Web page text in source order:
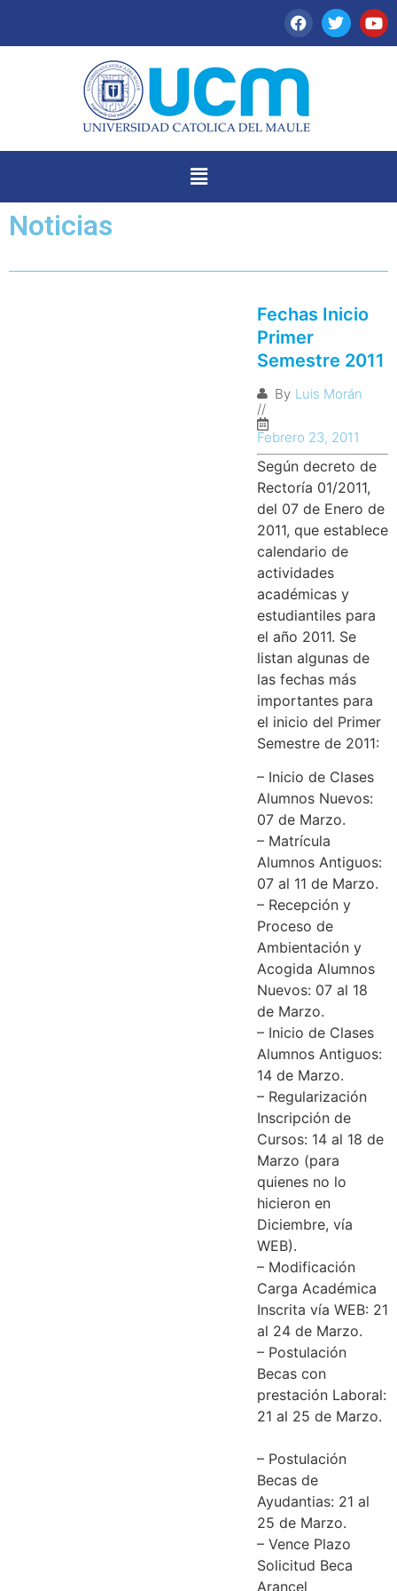
Noticias
Fechas Inicio
Primer
Semestre 2011
By Luis Morán
//
Febrero 23, 2011
Según decreto de
Rectoría 01/2011,
del 07 de Enero de
2011, que establece
calendario de
actividades
académicas y
estudiantiles para
el año 2011. Se
listan algunas de
las fechas más
importantes para
el inicio del Primer
Semestre de 2011:
– Inicio de Clases
Alumnos Nuevos:
07 de Marzo.
– Matrícula
Alumnos Antiguos:
07 al 11 de Marzo.
– Recepción y
Proceso de
Ambientación y
Acogida Alumnos
Nuevos: 07 al 18
de Marzo.
– Inicio de Clases
Alumnos Antiguos:
14 de Marzo.
– Regularización
Inscripción de
Cursos: 14 al 18 de
Marzo (para
quienes no lo
hicieron en
Diciembre, vía
WEB).
– Modificación
Carga Académica
Inscrita vía WEB: 21
al 24 de Marzo.
– Postulación
Becas con
prestación Laboral:
21 al 25 de Marzo.
– Postulación
Becas de
Ayudantias: 21 al
25 de Marzo.
– Vence Plazo
Solicitud Beca
Arancel